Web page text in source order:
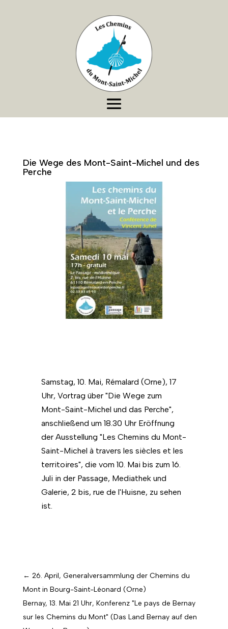
Die Wege des Mont-Saint-Michel und des
Perche
Samstag, 10. Mai, Rémalard (Orne), 17
Uhr, Vortrag über "Die Wege zum
Mont-Saint-Michel und das Perche",
anschließend um 18.30 Uhr Eröffnung
der Ausstellung "Les Chemins du Mont-
Saint-Michel à travers les siècles et les
territoires", die vom 10. Mai bis zum 16.
Juli in der Passage, Mediathek und
Galerie, 2 bis, rue de l'Huisne, zu sehen
ist.
← 26. April, Generalversammlung der Chemins du
Mont in Bourg-Saint-Léonard (Orne)
Bernay, 13. Mai 21 Uhr, Konferenz "Le pays de Bernay
sur les Chemins du Mont" (Das Land Bernay auf den